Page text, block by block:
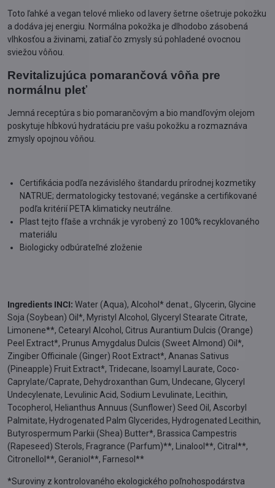
Toto ľahké a vegan telové mlieko od lavery šetrne ošetruje pokožku
a dodáva jej energiu. Normálna pokožka je dlhodobo zásobená
vlhkosťou a živinami, zatiaľ čo zmysly sú pohladené ovocnou
sviežou vôňou.
Revitalizujúca pomarančová vôňa pre
normálnu pleť
Jemná receptúra s bio pomarančovým a bio mandľovým olejom
poskytuje hĺbkovú hydratáciu pre vašu pokožku a rozmaznáva
zmysly opojnou vôňou.
Certifikácia podľa nezávislého štandardu prírodnej kozmetiky
NATRUE; dermatologicky testované; vegánske a certifikované
podľa kritérií PETA klimaticky neutrálne.
Plast tejto fľaše a vrchnák je vyrobený zo 100% recyklovaného
materiálu
Biologicky odbúrateľné zloženie
Ingredients INCI: Water (Aqua), Alcohol* denat., Glycerin, Glycine
Soja (Soybean) Oil*, Myristyl Alcohol, Glyceryl Stearate Citrate,
Limonene**, Cetearyl Alcohol, Citrus Aurantium Dulcis (Orange)
Peel Extract*, Prunus Amygdalus Dulcis (Sweet Almond) Oil*,
Zingiber Officinale (Ginger) Root Extract*, Ananas Sativus
(Pineapple) Fruit Extract*, Tridecane, Isoamyl Laurate, Coco-
Caprylate/Caprate, Dehydroxanthan Gum, Undecane, Glyceryl
Undecylenate, Levulinic Acid, Sodium Levulinate, Lecithin,
Tocopherol, Helianthus Annuus (Sunflower) Seed Oil, Ascorbyl
Palmitate, Hydrogenated Palm Glycerides, Hydrogenated Lecithin,
Butyrospermum Parkii (Shea) Butter*, Brassica Campestris
(Rapeseed) Sterols, Fragrance (Parfum)**, Linalool**, Citral**,
Citronellol**, Geraniol**, Farnesol**
*Suroviny z kontrolovaného ekologického poľnohospodárstva